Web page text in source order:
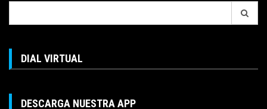
for:
DIAL VIRTUAL
DESCARGA NUESTRA APP